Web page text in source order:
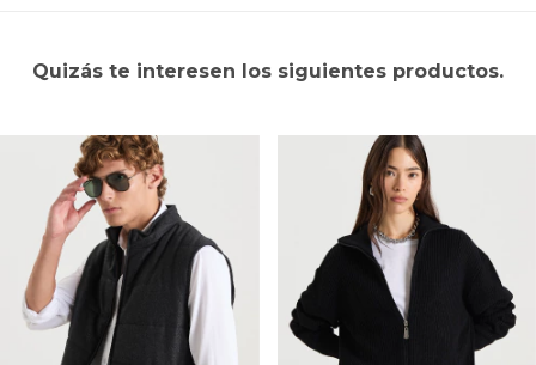
Quizás te interesen los siguientes productos.